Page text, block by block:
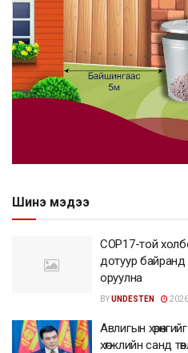
Шинэ мэдээ
COP17-той
дотуур
оруулна
BYUNDESTEN
Авлигын
хөгжлийн санд